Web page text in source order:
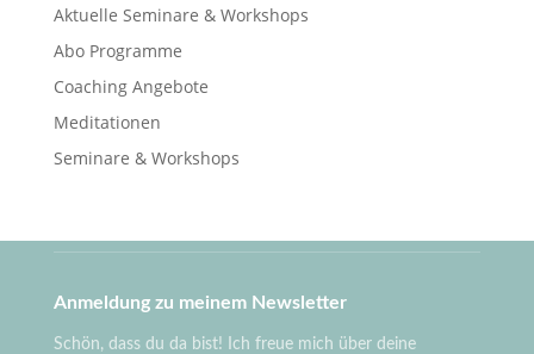
Aktuelle Seminare & Workshops
Abo Programme
Coaching Angebote
Meditationen
Seminare & Workshops
Anmeldung zu meinem Newsletter
Schön, dass du da bist! Ich freue mich über deine